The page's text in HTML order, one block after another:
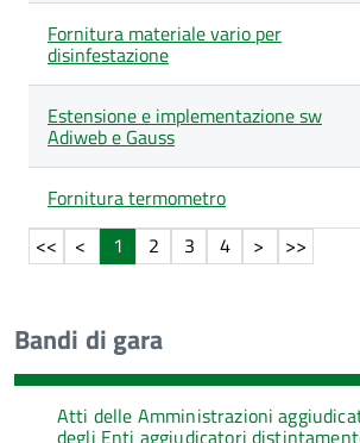
Fornitura materiale vario per
disinfestazione
Estensione e implementazione sw
Adiweb e Gauss
Fornitura termometro
1
2 3 4
Bandi di gara
Atti delle Amministrazioni
degli Enti aggiudicatori